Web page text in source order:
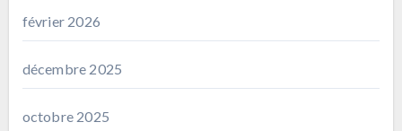
février 2026
décembre 2025
octobre 2025